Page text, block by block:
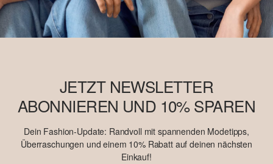
JETZT NEWSLETTER
ABONNIEREN UND 10% SPAREN
Dein Fashion-Update: Randvoll mit spannenden Modetipps,
Überraschungen und einem 10% Rabatt auf deinen nächsten
Einkauf!